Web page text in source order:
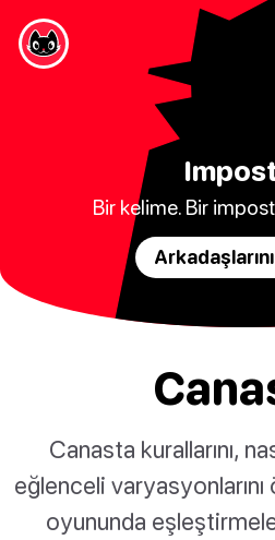
Bir kelime. Bir
Canasta kurallarını,
eğlenceli
oyununda